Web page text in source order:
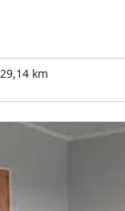
29,14 km